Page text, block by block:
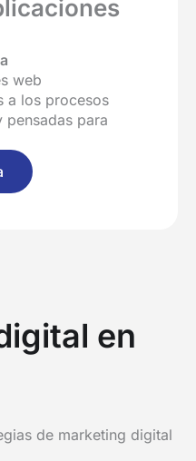
web
a los procesos
pensadas para
en
de marketing digital